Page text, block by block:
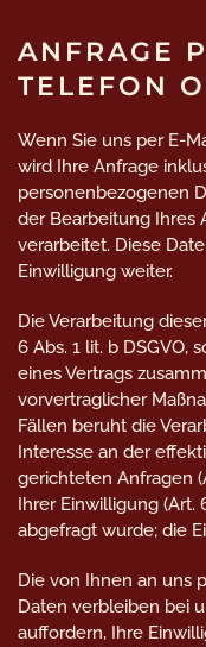
ANFRAGE
TELEFON
Wenn Sie uns per E-
wird Ihre Anfrage
personenbezogenen
der Bearbeitung Ihres
verarbeitet. Diese
Einwilligung weiter.
Die Verarbeitung
6 Abs. 1 lit. b DSGVO,
eines Vertrags
vorvertraglicher
Fällen beruht die
Interesse an der
gerichteten Anfragen
Ihrer Einwilligung (Art.
abgefragt wurde; die
Die von Ihnen an uns
Daten verbleiben bei
auffordern, Ihre